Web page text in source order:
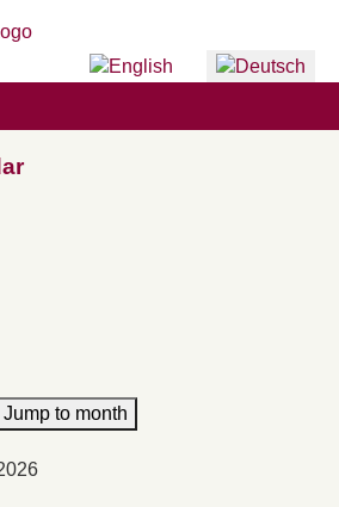
Sprache auswählen
Jump to month